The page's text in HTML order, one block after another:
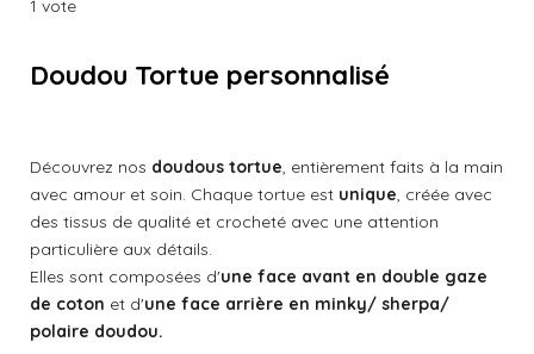
a
u
o
n
:
5
é
t
o
o
l
e
o
l
e
s
o
l
e
s
o
l
e
s
o
l
e
s
r
v
a
u
t
i
1 vote
Doudou Tortue personnalisé
Découvrez nos doudous tortue, entièrement faits à la main
avec amour et soin. Chaque tortue est unique, créée avec
des tissus de qualité et crocheté avec une attention
particulière aux détails.
Elles sont composées d'une face avant en double gaze
de coton et d'une face arrière en minky/ sherpa/
polaire doudou.